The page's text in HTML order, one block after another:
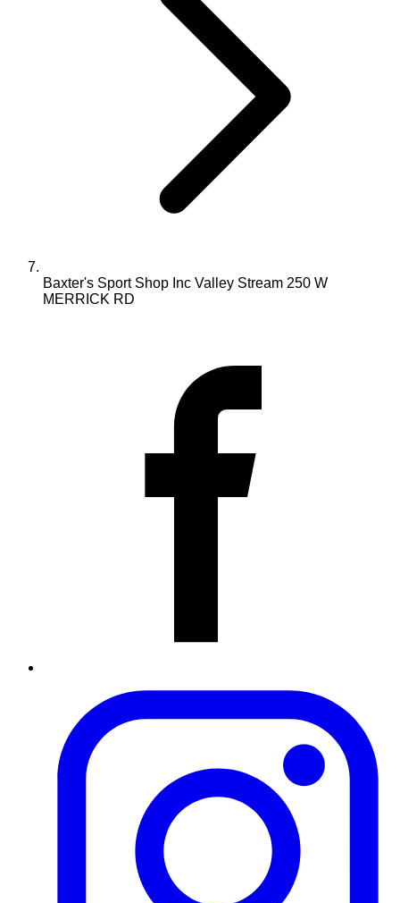
Baxter's Sport Shop Inc Valley Stream 250 W
MERRICK RD